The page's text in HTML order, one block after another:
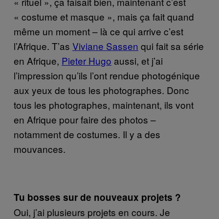
« costume et masque », mais ça fait quand
même un moment – là ce qui arrive c’est
l’Afrique. T’as Viviane Sassen qui fait sa série
en Afrique, Pieter Hugo aussi, et j’ai
l’impression qu’ils l’ont rendue photogénique
aux yeux de tous les photographes. Donc
tous les photographes, maintenant, ils vont
en Afrique pour faire des photos –
notamment de costumes. Il y a des
mouvances.
Tu bosses sur de nouveaux projets ?
Oui, j’ai plusieurs projets en cours. Je